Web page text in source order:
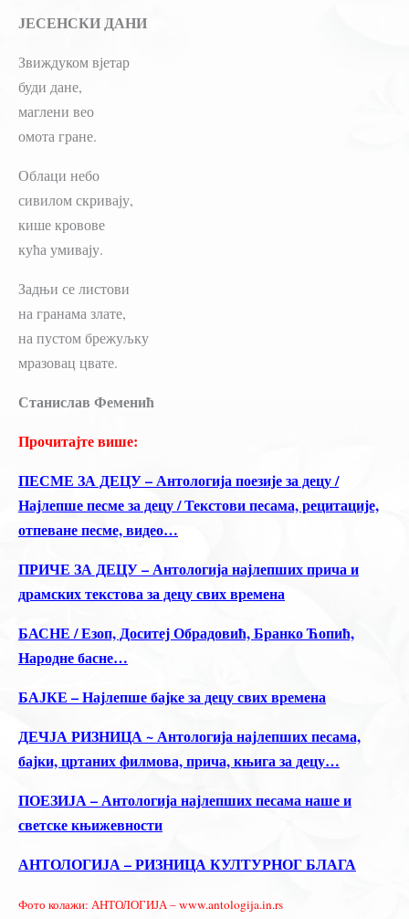
ЈЕСЕНСКИ ДАНИ
Звиждуком вјетар
буди дане,
маглени вео
омота гране.
Облаци небо
сивилом скривају,
кише кровове
кућа умивају.
Задњи се листови
на гранама злате,
на пустом брежуљку
мразовац цвате.
Станислав Феменић
Прочитајте више:
ПЕСМЕ ЗА ДЕЦУ – Антологија поезије за децу /
Најлепше песме за децу / Текстови песама, рецитације,
отпеване песме, видео…
ПРИЧЕ ЗА ДЕЦУ – Антологија најлепших прича и
драмских текстова за децу свих времена
БАСНЕ / Езоп, Доситеј Обрадовић, Бранко Ћопић,
Народне басне…
БАЈКЕ – Најлепше бајке за децу свих времена
ДЕЧЈА РИЗНИЦА ~ Антологија најлепших песама,
бајки, цртаних филмова, прича, књига за децу…
ПОЕЗИЈА – Антологија најлепших песама наше и
светске књижевности
АНТОЛОГИЈА – РИЗНИЦА КУЛТУРНОГ БЛАГА
Фото колажи: АНТОЛОГИЈА – www.antologija.in.rs